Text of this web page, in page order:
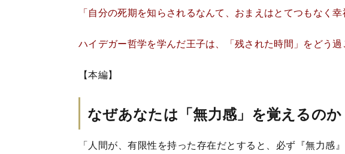
「自分の死期を知らされるなんて、おまえはとてつもなく幸
ハイデガー哲学を学んだ王子は、「残された時間」をどう過
【本編】
なぜあなたは「無力感」を覚えるのか
「人間が、有限性を持った存在だとすると、必ず『無力感